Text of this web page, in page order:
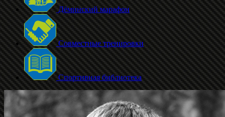
Дёминский марафон
Совместные тренировки
Спортивная библиотека